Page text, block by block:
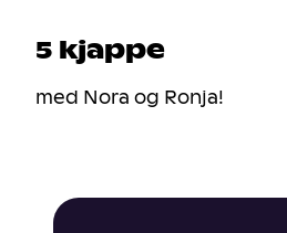
5 kjappe
med Nora og Ronja!